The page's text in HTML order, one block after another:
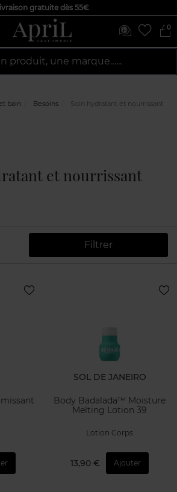
gratuite dès 55€
0
produit, une marque…...
bain Besoins Soin hydratant et nourrissant
et nourrissant
Filtrer
SOL DE JANEIRO
Body Badalada™ Moisture
Melting Lotion 39
Lotion Corps
13,90 € Ajouter